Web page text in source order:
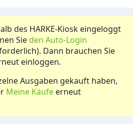
des HARKE-Kiosk eingeloggt
Sie den Auto-Login
Dann brauchen Sie
einloggen.
Ausgaben gekauft haben,
Meine Käufe erneut